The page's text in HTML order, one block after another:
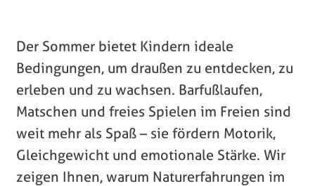
Alltag fördern?
5. Häufig gestellte Fragen
Der Sommer bietet Kindern ideale
Bedingungen, um draußen zu entdecken, zu
erleben und zu wachsen. Barfußlaufen,
Matschen und freies Spielen im Freien sind
weit mehr als Spaß – sie fördern Motorik,
Gleichgewicht und emotionale Stärke. Wir
zeigen Ihnen, warum Naturerfahrungen im